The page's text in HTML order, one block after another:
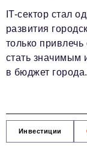
IT-сектор стал
развития
только
стать значимым
в бюджет города.
Инвестиции